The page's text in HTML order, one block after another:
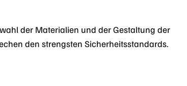
der Materialien und der Gestaltung der
den strengsten Sicherheitsstandards.